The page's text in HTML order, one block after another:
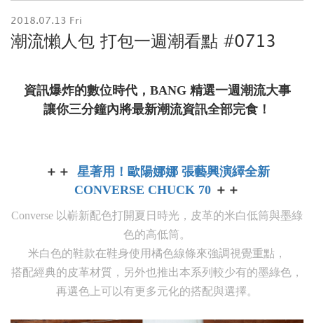
2018.07.13 Fri
潮流懶人包 打包一週潮看點 #0713
資訊爆炸的數位時代，BANG 精選一週潮流大事
讓你三分鐘內將最新潮流資訊全部完食！
＋＋ 星著用！歐陽娜娜 張藝興演繹全新
CONVERSE CHUCK 70 ＋＋
Converse 以嶄新配色打開夏日時光，皮革的米白低筒與墨綠
色的高低筒。
米白色的鞋款在鞋身使用橘色線條來強調視覺重點，
搭配經典的皮革材質，另外也推出本系列較少有的墨綠色，
再選色上可以有更多元化的搭配與選擇。